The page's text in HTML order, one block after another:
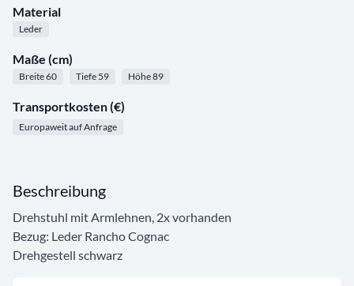
Material
Leder
Maße (cm)
Breite 60 Tiefe 59 Höhe 89
Transportkosten (€)
Europaweit auf Anfrage
Beschreibung
Drehstuhl mit Armlehnen, 2x vorhanden
Bezug: Leder Rancho Cognac
Drehgestell schwarz